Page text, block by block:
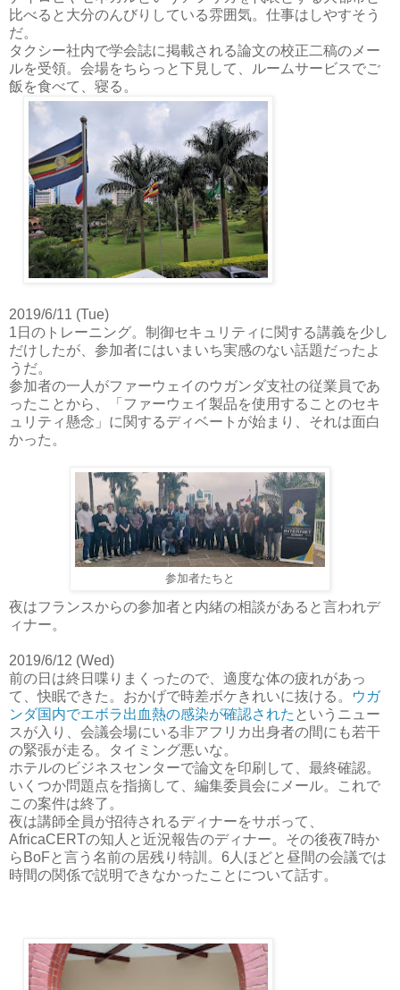
比べると大分のんびりしている雰囲気。仕事はしやすそう
だ。
タクシー社内で学会誌に掲載される論文の校正二稿のメー
ルを受領。会場をちらっと下見して、ルームサービスでご
飯を食べて、寝る。
2019/6/11 (Tue)
1日のトレーニング。制御セキュリティに関する講義を少し
だけしたが、参加者にはいまいち実感のない話題だったよ
うだ。
参加者の一人がファーウェイのウガンダ支社の従業員であ
ったことから、「ファーウェイ製品を使用することのセキ
ュリティ懸念」に関するディベートが始まり、それは面白
かった。
参加者たちと
夜はフランスからの参加者と内緒の相談があると言われデ
ィナー。
2019/6/12 (Wed)
前の日は終日喋りまくったので、適度な体の疲れがあっ
て、快眠できた。おかげで時差ボケきれいに抜ける。
ウガ
ンダ国内でエボラ出血熱の感染が確認された というニュー
スが入り、会議会場にいる非アフリカ出身者の間にも若干
の緊張が走る。タイミング悪いな。
ホテルのビジネスセンターで論文を印刷して、最終確認。
いくつか問題点を指摘して、編集委員会にメール。これで
この案件は終了。
夜は講師全員が招待されるディナーをサボって、
AfricaCERTの知人と近況報告のディナー。その後夜7時か
らBoFと言う名前の居残り特訓。6人ほどと昼間の会議では
時間の関係で説明できなかったことについて話す。